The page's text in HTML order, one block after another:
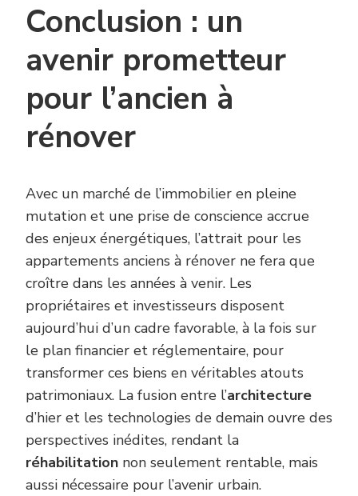
Conclusion : un
avenir prometteur
pour l’ancien à
rénover
Avec un marché de l’immobilier en pleine
mutation et une prise de conscience accrue
des enjeux énergétiques, l’attrait pour les
appartements anciens à rénover ne fera que
croître dans les années à venir. Les
propriétaires et investisseurs disposent
aujourd’hui d’un cadre favorable, à la fois sur
le plan financier et réglementaire, pour
transformer ces biens en véritables atouts
patrimoniaux. La fusion entre l’architecture
d’hier et les technologies de demain ouvre des
perspectives inédites, rendant la
réhabilitation non seulement rentable, mais
aussi nécessaire pour l’avenir urbain.